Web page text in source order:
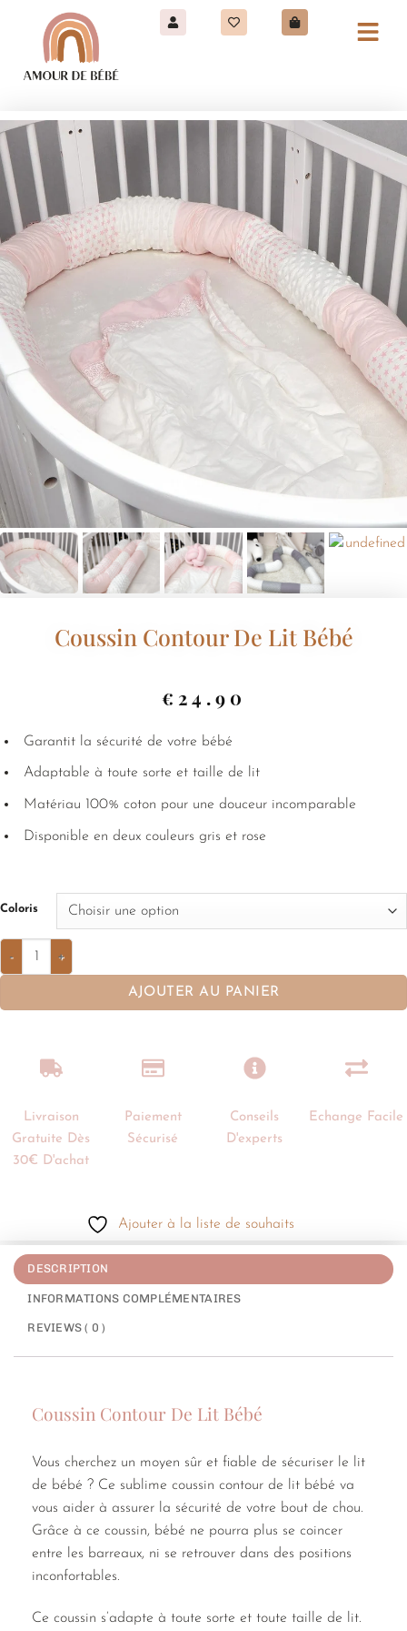
Coussin Contour De Lit Bébé
€ 24.90
Garantit la sécurité de votre bébé
Adaptable à toute sorte et taille de lit
Matériau 100% coton pour une douceur incomparable
Disponible en deux couleurs gris et rose
Coloris
AJOUTER AU PANIER
Livraison
Gratuite Dès
30€ D'achat
Paiement
Sécurisé
Conseils
D'experts
Echange Facile
Ajouter à la liste de souhaits
DESCRIPTION
INFORMATIONS COMPLÉMENTAIRES
REVIEWS ( 0 )
Coussin Contour De Lit Bébé
Vous cherchez un moyen sûr et fiable de sécuriser le lit
de bébé ? Ce sublime coussin contour de lit bébé va
vous aider à assurer la sécurité de votre bout de chou.
Grâce à ce coussin, bébé ne pourra plus se coincer
entre les barreaux, ni se retrouver dans des positions
inconfortables.
Ce coussin s’adapte à toute sorte et toute taille de lit.